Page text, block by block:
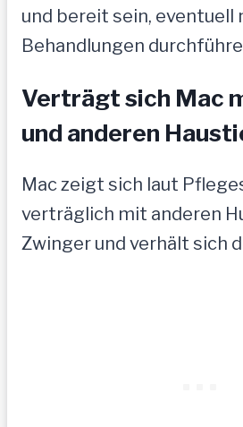
und bereit sein, eventuell
Behandlungen
Verträgt sich Mac
und anderen
Mac zeigt sich laut
verträglich mit anderen
Zwinger und verhält sich